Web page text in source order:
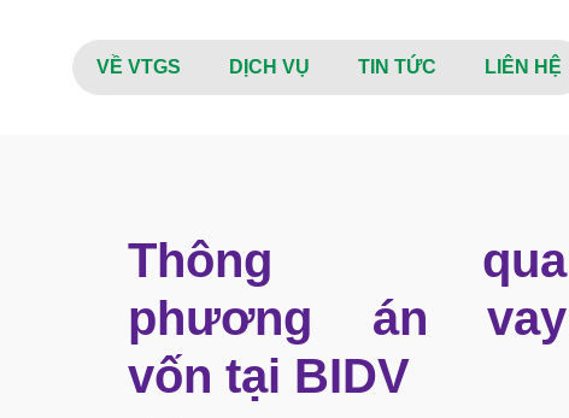
VỀ VTGS DỊCH VỤ TIN TỨC LIÊN HỆ
Thông qua
phương án vay
vốn tại BIDV